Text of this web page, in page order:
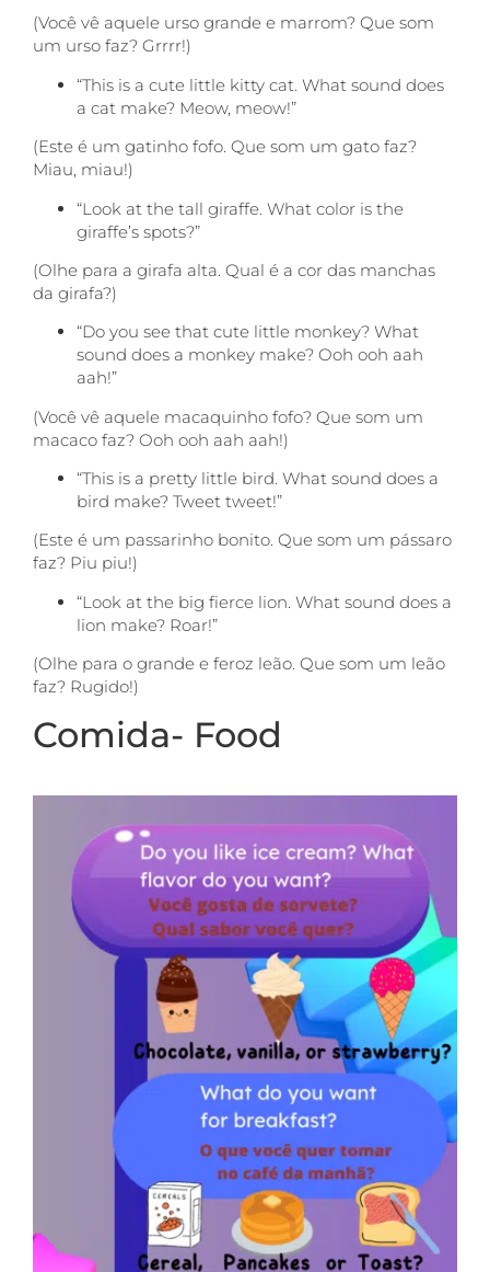
(Você vê aquele urso grande e marrom? Que som
um urso faz? Grrrr!)
“This is a cute little kitty cat. What sound does
a cat make? Meow, meow!”
(Este é um gatinho fofo. Que som um gato faz?
Miau, miau!)
“Look at the tall giraffe. What color is the
giraffe’s spots?”
(Olhe para a girafa alta. Qual é a cor das manchas
da girafa?)
“Do you see that cute little monkey? What
sound does a monkey make? Ooh ooh aah
aah!”
(Você vê aquele macaquinho fofo? Que som um
macaco faz? Ooh ooh aah aah!)
“This is a pretty little bird. What sound does a
bird make? Tweet tweet!”
(Este é um passarinho bonito. Que som um pássaro
faz? Piu piu!)
“Look at the big fierce lion. What sound does a
lion make? Roar!”
(Olhe para o grande e feroz leão. Que som um leão
faz? Rugido!)
Comida- Food